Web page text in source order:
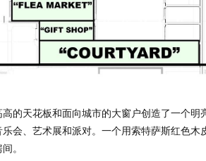
的天花板和面向城市的大窗户创造了一个明
会、艺术展和派对。一个用索特萨斯红色木
。